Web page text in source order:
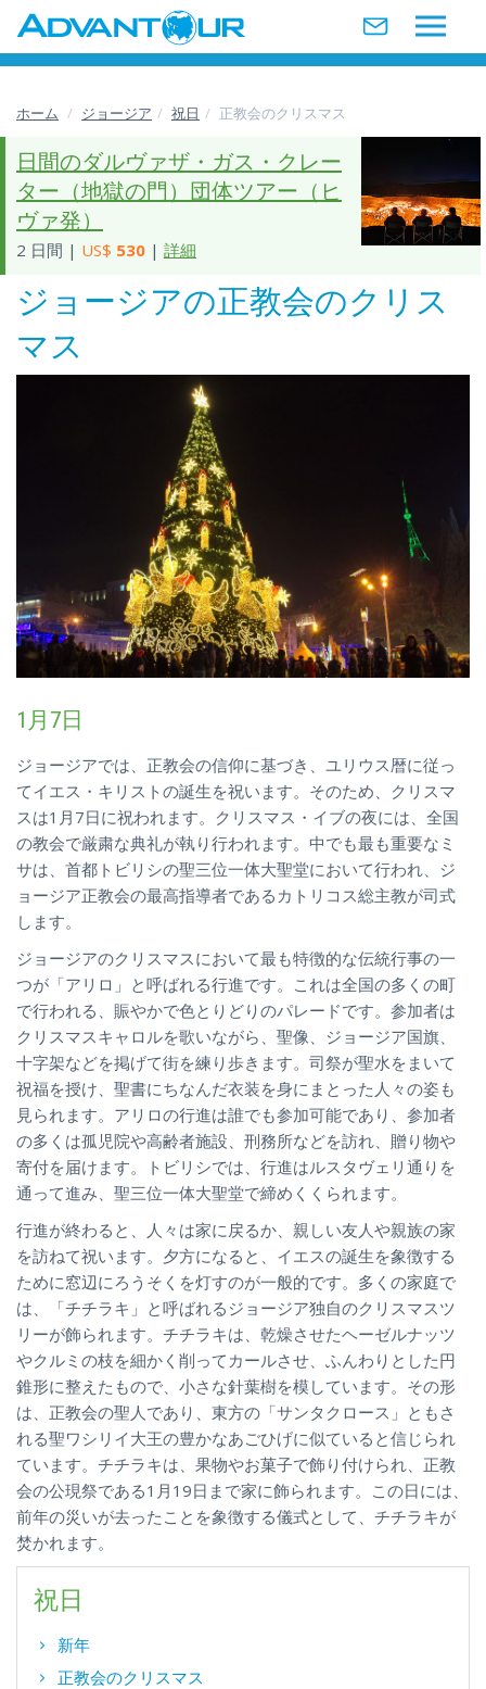
ホーム ジョージア 祝日 正教会のクリスマス
日間のダルヴァザ・ガス・クレー
ター（地獄の門）団体ツアー（ヒ
ヴァ発）
2 日間 | US$ 530 | 詳細
ジョージアの正教会のクリス
マス
1月7日
ジョージアでは、正教会の信仰に基づき、ユリウス暦に従っ
てイエス・キリストの誕生を祝います。そのため、クリスマ
スは1月7日に祝われます。クリスマス・イブの夜には、全国
の教会で厳粛な典礼が執り行われます。中でも最も重要なミ
サは、首都トビリシの聖三位一体大聖堂において行われ、ジ
ョージア正教会の最高指導者であるカトリコス総主教が司式
します。
ジョージアのクリスマスにおいて最も特徴的な伝統行事の一
つが「アリロ」と呼ばれる行進です。これは全国の多くの町
で行われる、賑やかで色とりどりのパレードです。参加者は
クリスマスキャロルを歌いながら、聖像、ジョージア国旗、
十字架などを掲げて街を練り歩きます。司祭が聖水をまいて
祝福を授け、聖書にちなんだ衣装を身にまとった人々の姿も
見られます。アリロの行進は誰でも参加可能であり、参加者
の多くは孤児院や高齢者施設、刑務所などを訪れ、贈り物や
寄付を届けます。トビリシでは、行進はルスタヴェリ通りを
通って進み、聖三位一体大聖堂で締めくくられます。
行進が終わると、人々は家に戻るか、親しい友人や親族の家
を訪ねて祝います。夕方になると、イエスの誕生を象徴する
ために窓辺にろうそくを灯すのが一般的です。多くの家庭で
は、「チチラキ」と呼ばれるジョージア独自のクリスマスツ
リーが飾られます。チチラキは、乾燥させたヘーゼルナッツ
やクルミの枝を細かく削ってカールさせ、ふんわりとした円
錐形に整えたもので、小さな針葉樹を模しています。その形
は、正教会の聖人であり、東方の「サンタクロース」ともさ
れる聖ワシリイ大王の豊かなあごひげに似ていると信じられ
ています。チチラキは、果物やお菓子で飾り付けられ、正教
会の公現祭である1月19日まで家に飾られます。この日には、
前年の災いが去ったことを象徴する儀式として、チチラキが
焚かれます。
祝日
新年
正教会のクリスマス